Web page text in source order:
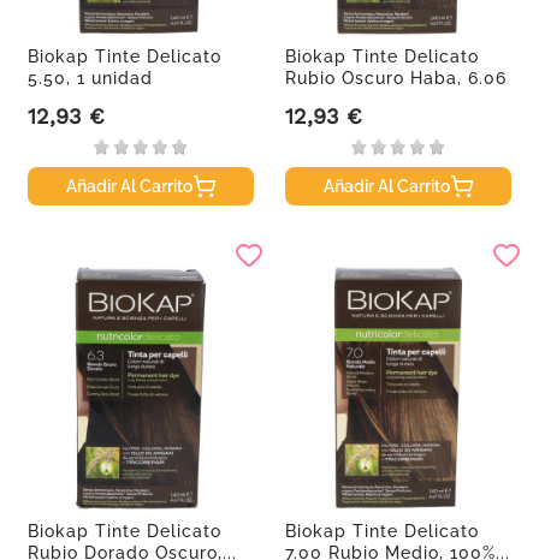
Biokap Tinte Delicato
5.50, 1 unidad
Precio
12,93 €
Añadir Al Carrito
Biokap Tinte Delicato
Rubio Oscuro Haba, 6.06
Precio
12,93 €
Añadir Al Carrito
Biokap Tinte Delicato
Rubio Dorado Oscuro,...
Biokap Tinte Delicato
7.00 Rubio Medio, 100%...